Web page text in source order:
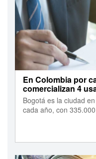
En Colombia por
comercializan 4
Bogotá es la ciudad
cada año, con